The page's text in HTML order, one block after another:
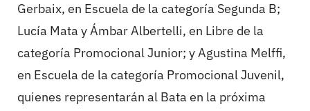
Gerbaix, en Escuela de la categoría Segunda B;
Lucía Mata y Ámbar Albertelli, en Libre de la
categoría Promocional Junior; y Agustina Melffi,
en Escuela de la categoría Promocional Juvenil,
quienes representarán al Bata en la próxima